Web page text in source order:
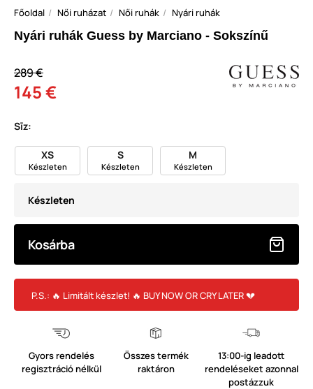
Főoldal Női ruházat Női ruhák Nyári ruhák
Nyári ruhák Guess by Marciano - Sokszínű
289 €
145 €
Sīz:
XS
Készleten
S
Készleten
M
Készleten
Készleten
Kosárba
P.S.: 🔥 Limitált készlet! 🔥 BUY NOW OR CRY LATER 💔
Gyors rendelés
regisztráció nélkül
Összes termék
raktáron
13:00-ig leadott
rendeléseket azonnal
postázzuk